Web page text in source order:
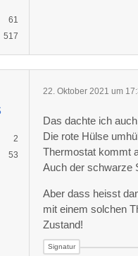
61
517
2
53
22. Oktober 2021 um
Das dachte ich
Die rote Hülse
Thermostat kommt
Auch der schwarze
Aber dass heisst
mit einem solchen
Zustand!